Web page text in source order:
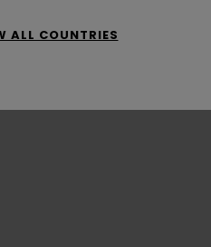
ALL COUNTRIES